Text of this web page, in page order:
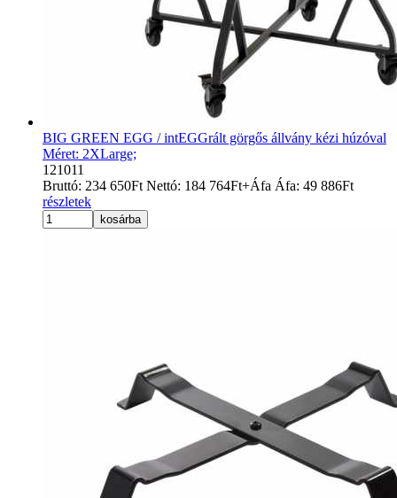
BIG GREEN EGG / intEGGrált görgős állvány kézi húzóval
Méret: 2XLarge;
121011
Bruttó: 234 650Ft Nettó: 184 764Ft+Áfa Áfa: 49 886Ft
részletek
kosárba